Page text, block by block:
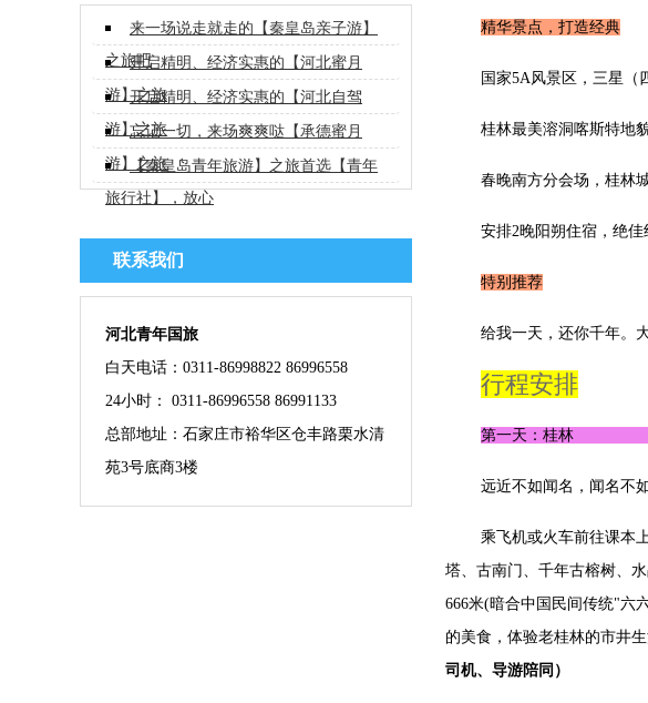
来一场说走就走的【秦皇岛亲子游】
之旅吧开启精明、经济实惠的【河北蜜月
游】之旅
开启精明、经济实惠的【河北自驾
游】之旅
忘记一切，来场爽爽哒【承德蜜月
游】之旅
【秦皇岛青年旅游】之旅首选【青年
旅行社】，放心
联系我们
河北青年国旅
白天电话：0311-86998822 86996558
24小时： 0311-86996558 86991133
总部地址：石家庄市裕华区仓丰路栗水清
苑3号底商3楼
精华景点，打造经典
国家5A风景区，三星（
桂林最美溶洞喀斯特
春晚南方分会场，桂林
安排2晚阳朔住宿，绝佳
特别推荐
给我一天，还你千年。
行程安排
第一天
远近不如闻名，闻名不
乘飞机或火车前往课
塔、古南门、千年古榕树、
666米(暗合中国民间传统"六
的美食，体验老桂林的市井
司机、导游陪同）